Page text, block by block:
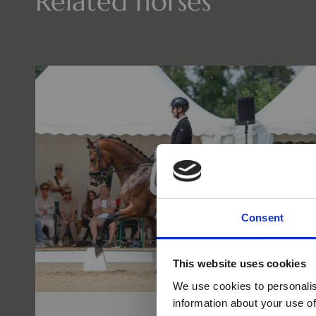
Consent
This website uses cookies
We use cookies to
information about your use